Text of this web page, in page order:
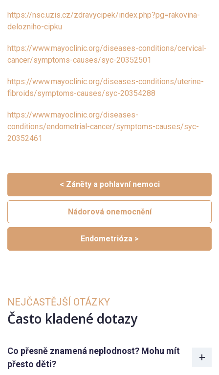
https://nsc.uzis.cz/zdravycipek/index.php?pg=rakovina-
delozniho-cipku
https://www.mayoclinic.org/diseases-conditions/cervical-
cancer/symptoms-causes/syc-20352501
https://www.mayoclinic.org/diseases-conditions/uterine-
fibroids/symptoms-causes/syc-20354288
https://www.mayoclinic.org/diseases-
conditions/endometrial-cancer/symptoms-causes/syc-
20352461
< Záněty a pohlavní nemoci
Nádorová onemocnění
Endometrióza >
NEJČASTĚJŠÍ OTÁZKY
Často kladené dotazy
Co přesně znamená neplodnost? Mohu mít
přesto děti?